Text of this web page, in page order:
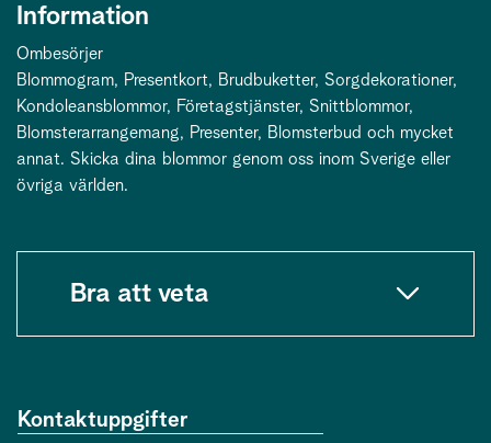
Information
Ombesörjer
Blommogram, Presentkort, Brudbuketter, Sorgdekorationer,
Kondoleansblommor, Företagstjänster, Snittblommor,
Blomsterarrangemang, Presenter, Blomsterbud och mycket
annat. Skicka dina blommor genom oss inom Sverige eller
övriga världen.
Bra att veta
Kontaktuppgifter